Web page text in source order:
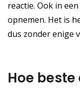
reactie. Ook in
opnemen. Het is
dus zonder enige
Hoe